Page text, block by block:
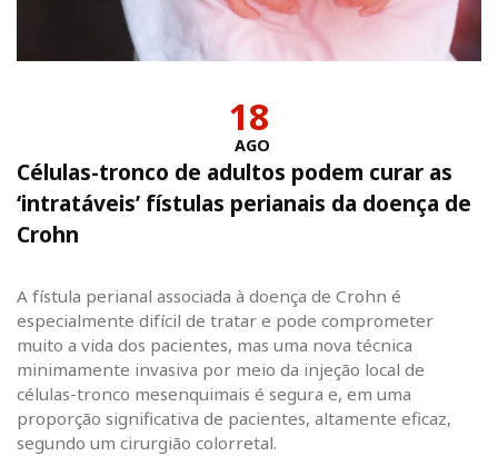
18
AGO
Células-tronco de adultos podem curar as
‘intratáveis’ fístulas perianais da doença de
Crohn
A fístula perianal associada à doença de Crohn é
especialmente difícil de tratar e pode comprometer
muito a vida dos pacientes, mas uma nova técnica
minimamente invasiva por meio da injeção local de
células-tronco mesenquimais é segura e, em uma
proporção significativa de pacientes, altamente eficaz,
segundo um cirurgião colorretal.